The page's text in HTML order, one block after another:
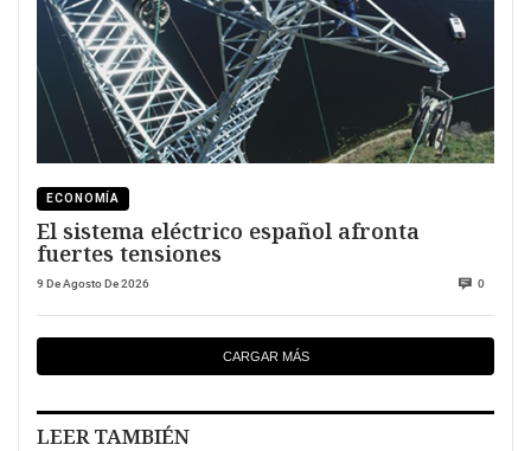
ECONOMÍA
El sistema eléctrico español afronta
fuertes tensiones
9 De Agosto De 2026 0
CARGAR MÁS
LEER TAMBIÉN